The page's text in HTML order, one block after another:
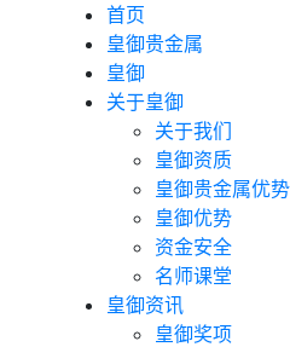
首页
皇御贵金属
皇御
关于皇御
关于我们
皇御资质
皇御贵金属优势
皇御优势
资金安全
名师课堂
皇御资讯
皇御奖项